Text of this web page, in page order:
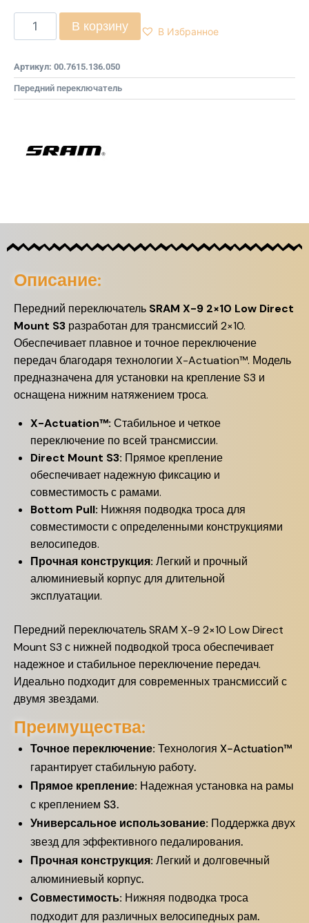
В корзину В Избранное
Артикул: 00.7615.136.050
Передний переключатель
Описание:
Передний переключатель SRAM X-9 2×10 Low Direct
Mount S3 разработан для трансмиссий 2×10.
Обеспечивает плавное и точное переключение
передач благодаря технологии X-Actuation™. Модель
предназначена для установки на крепление S3 и
оснащена нижним натяжением троса.
X-Actuation™: Стабильное и четкое
переключение по всей трансмиссии.
Direct Mount S3: Прямое крепление
обеспечивает надежную фиксацию и
совместимость с рамами.
Bottom Pull: Нижняя подводка троса для
совместимости с определенными конструкциями
велосипедов.
Прочная конструкция: Легкий и прочный
алюминиевый корпус для длительной
эксплуатации.
Передний переключатель SRAM X-9 2×10 Low Direct
Mount S3 с нижней подводкой троса обеспечивает
надежное и стабильное переключение передач.
Идеально подходит для современных трансмиссий с
двумя звездами.
Преимущества:
Точное переключение: Технология X-Actuation™
гарантирует стабильную работу.
Прямое крепление: Надежная установка на рамы
с креплением S3.
Универсальное использование: Поддержка двух
звезд для эффективного педалирования.
Прочная конструкция: Легкий и долговечный
алюминиевый корпус.
Совместимость: Нижняя подводка троса
подходит для различных велосипедных рам.